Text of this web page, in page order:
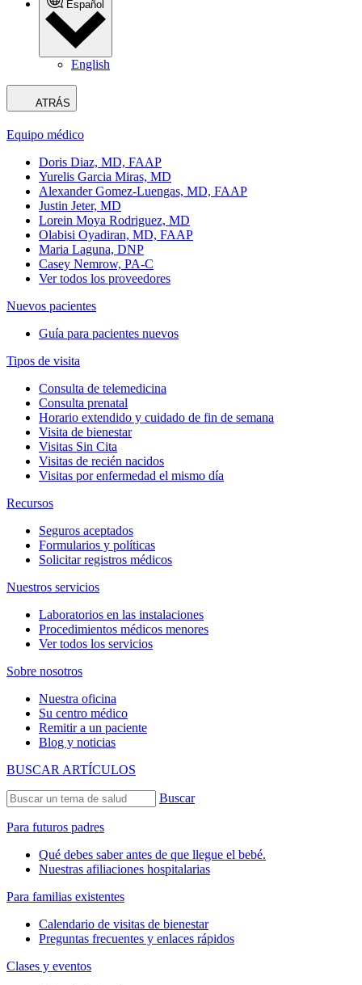
Español
English
ATRÁS
Equipo médico
Doris Diaz, MD, FAAP
Yurelis Garcia Miras, MD
Alexander Gomez-Luengas, MD, FAAP
Justin Jeter, MD
Lorein Moya Rodriguez, MD
Olabisi Oyadiran, MD, FAAP
Maria Laguna, DNP
Casey Nemrow, PA-C
Ver todos los proveedores
Nuevos pacientes
Guía para pacientes nuevos
Tipos de visita
Consulta de telemedicina
Consulta prenatal
Horario extendido y cuidado de fin de semana
Visita de bienestar
Visitas Sin Cita
Visitas de recién nacidos
Visitas por enfermedad el mismo día
Recursos
Seguros aceptados
Formularios y políticas
Solicitar registros médicos
Nuestros servicios
Laboratorios en las instalaciones
Procedimientos médicos menores
Ver todos los servicios
Sobre nosotros
Nuestra oficina
Su centro médico
Remitir a un paciente
Blog y noticias
BUSCAR ARTÍCULOS
Buscar
Para futuros padres
Qué debes saber antes de que llegue el bebé.
Nuestras afiliaciones hospitalarias
Para familias existentes
Calendario de visitas de bienestar
Preguntas frecuentes y enlaces rápidos
Clases y eventos